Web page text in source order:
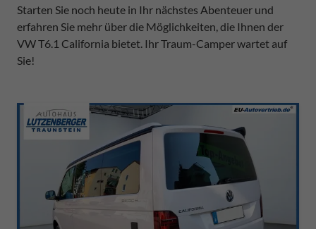
Starten Sie noch heute in Ihr nächstes Abenteuer und
erfahren Sie mehr über die Möglichkeiten, die Ihnen der
VW T6.1 California bietet. Ihr Traum-Camper wartet auf
Sie!